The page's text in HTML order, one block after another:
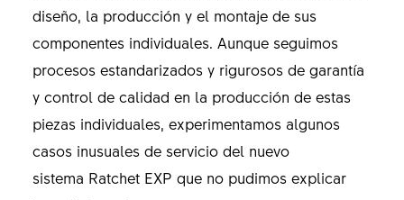
diseño, la producción y el montaje de sus
componentes individuales. Aunque seguimos
procesos estandarizados y rigurosos de garantía
y control de calidad en la producción de estas
piezas individuales, experimentamos algunos
casos inusuales de servicio del nuevo
sistema Ratchet EXP que no pudimos explicar